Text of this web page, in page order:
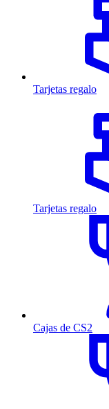
Tarjetas regalo
Tarjetas regalo
Cajas de CS2